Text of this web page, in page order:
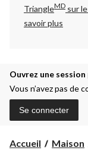
TriangleMD sur
savoir plus
Ouvrez une
Vous n’avez pas de
Se connecter
Accueil Maison